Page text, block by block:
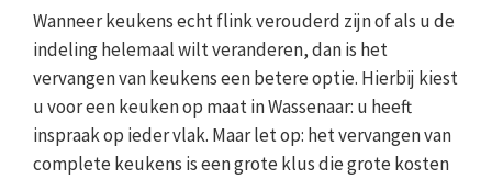
Wanneer keukens echt flink verouderd zijn of als u de
indeling helemaal wilt veranderen, dan is het
vervangen van keukens een betere optie. Hierbij kiest
u voor een keuken op maat in Wassenaar: u heeft
inspraak op ieder vlak. Maar let op: het vervangen van
complete keukens is een grote klus die grote kosten